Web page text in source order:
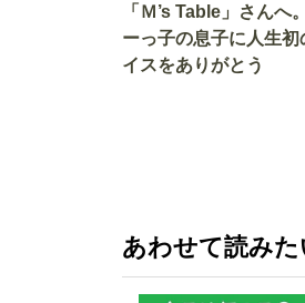
「Ｍ’s Table」さんへ。アレルギ
ーっ子の息子に人生初
イスをありがとう
あわせて読みた